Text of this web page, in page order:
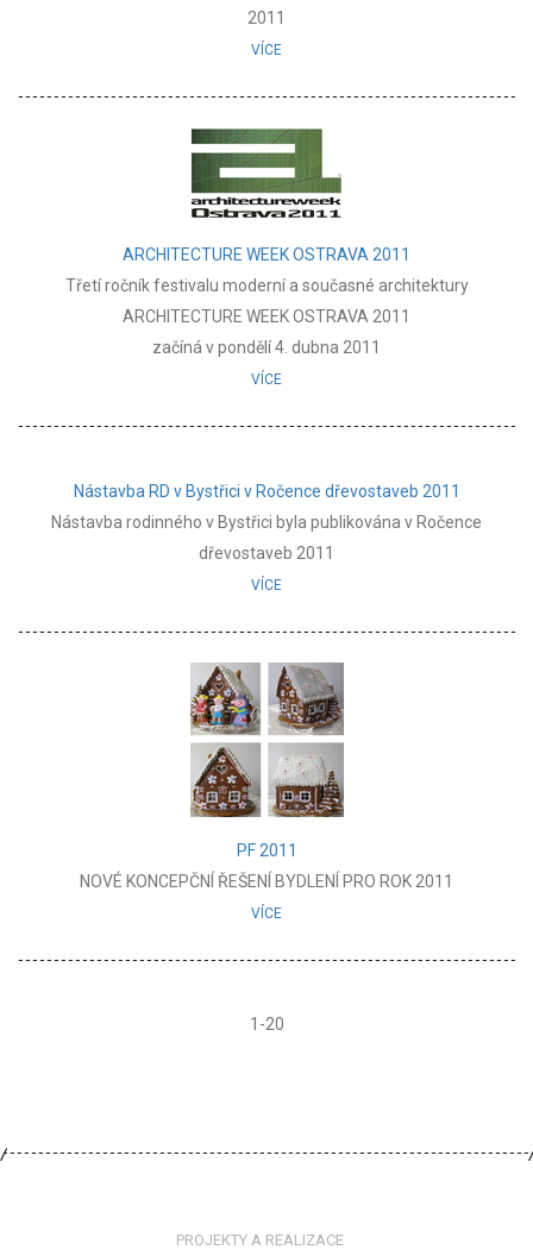
2011
VÍCE
ARCHITECTURE WEEK OSTRAVA 2011
Třetí ročník festivalu moderní a současné architektury
ARCHITECTURE WEEK OSTRAVA 2011
začíná v pondělí 4. dubna 2011
VÍCE
Nástavba RD v Bystřici v Ročence dřevostaveb 2011
Nástavba rodinného v Bystřici byla publikována v Ročence
dřevostaveb 2011
VÍCE
PF 2011
NOVÉ KONCEPČNÍ ŘEŠENÍ BYDLENÍ PRO ROK 2011
VÍCE
1-20
PROJEKTY A REALIZACE